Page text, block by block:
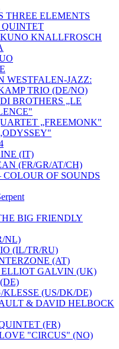
THREE ELEMENTS
QUINTET
KUNO KNALLFROSCH
WESTFALEN-JAZZ:
TRIO (DE/NO)
BROTHERS „LE
„FREEMONK"
(IT)
(FR/GR/AT/CH)
OF SOUNDS
BIG FRIENDLY
NL)
(IL/TR/RU)
(AT)
GALVIN (UK)
(US/DK/DE)
& DAVID HELBOCK
(FR)
"CIRCUS" (NO)